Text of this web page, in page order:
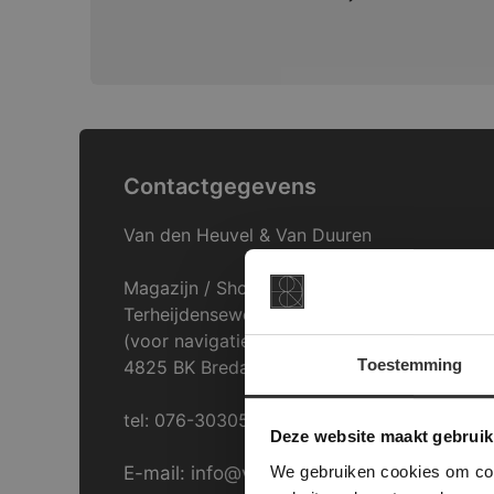
Toestemming
Deze website maakt
We gebruiken cookies om
Contactgegevens
Van den Heuvel & Van Duuren
Magazijn / Showroom:
Terheijdenseweg 469
(voor navigatie: Hazepad 17)
4825 BK Breda
tel: 076-3030554
E-mail: info@vdh-vd.nl
Deze
onze